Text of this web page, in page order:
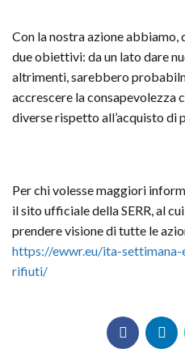
Con la nostra azione
due obiettivi: da un lato dare
altrimenti, sarebbero
accrescere la consapevolezza
diverse rispetto all’acquisto di
Per chi volesse maggiori
il sito ufficiale della SERR, al
prendere visione di tutte le
https://ewwr.eu/ita-
rifiuti/